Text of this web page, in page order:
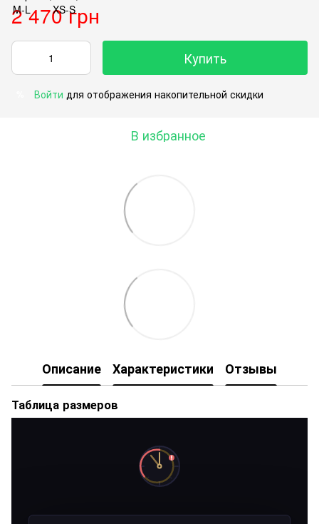
2 470 грн
Купить
Войти для отображения накопительной скидки
В избранное
Описание Характеристики Отзывы
Таблица размеров